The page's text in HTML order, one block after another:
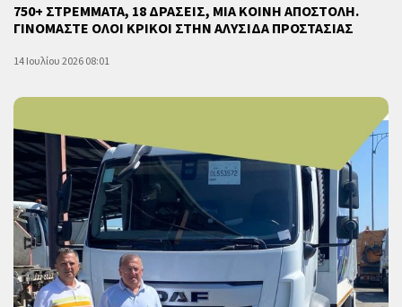
750+ ΣΤΡΕΜΜΑΤΑ, 18 ΔΡΑΣΕΙΣ, ΜΙΑ ΚΟΙΝΗ ΑΠΟΣΤΟΛΗ.
ΓΙΝΟΜΑΣΤΕ ΟΛΟΙ ΚΡΙΚΟΙ ΣΤΗΝ ΑΛΥΣΙΔΑ ΠΡΟΣΤΑΣΙΑΣ
14 Ιουλίου 2026 08:01